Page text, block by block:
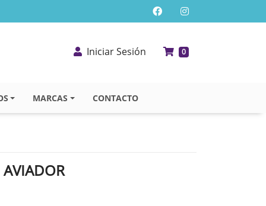
Iniciar Sesión 0
MARCAS CONTACTO